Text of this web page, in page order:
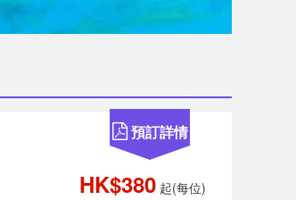
HK$380起(每位)
預訂詳情